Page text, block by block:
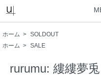
ホーム > SOLDOUT
ホーム > SALE
rurumu: 縷縷夢